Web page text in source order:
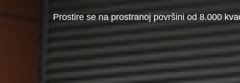
Prostire se na prostranoj površini od 8.000